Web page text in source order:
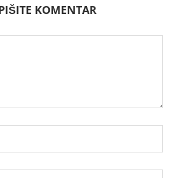
KOMENTAR